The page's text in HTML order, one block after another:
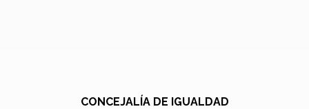
CONCEJALÍA DE IGUALDAD